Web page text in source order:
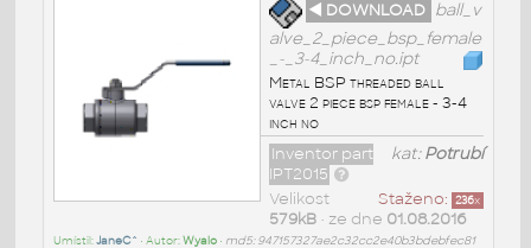
◄ DOWNLOAD ball_v
alve_2_piece_bsp_female
_-_3-4_inch_no.ipt
Metal BSP threaded ball
valve 2 piece bsp female - 3-4
inch no
kat:Potrubí
Inventor part
IPT2015
Staženo: 236x
Velikost
579kB• ze dne 01.08.2016
Umístil:JaneC^ • Autor:Wyalo• md5: 947157327ae2c32cc2e40b3bdebfec81